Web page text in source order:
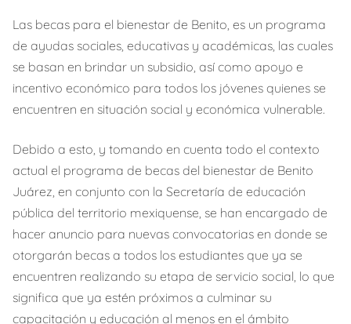
Las becas para el bienestar de Benito, es un programa
de ayudas sociales, educativas y académicas, las cuales
se basan en brindar un subsidio, así como apoyo e
incentivo económico para todos los jóvenes quienes se
encuentren en situación social y económica vulnerable.
Debido a esto, y tomando en cuenta todo el contexto
actual el programa de becas del bienestar de Benito
Juárez, en conjunto con la Secretaría de educación
pública del territorio mexiquense, se han encargado de
hacer anuncio para nuevas convocatorias en donde se
otorgarán becas a todos los estudiantes que ya se
encuentren realizando su etapa de servicio social, lo que
significa que ya estén próximos a culminar su
capacitación y educación al menos en el ámbito